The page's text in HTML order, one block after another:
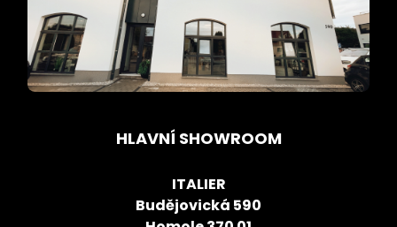
HLAVNÍ SHOWROOM
ITALIER
Budějovická 590